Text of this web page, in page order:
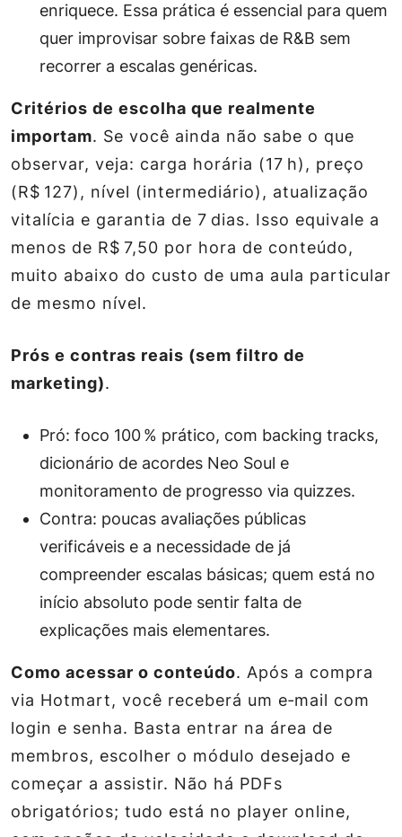
enriquece. Essa prática é essencial para quem
quer improvisar sobre faixas de R&B sem
recorrer a escalas genéricas.
Critérios de escolha que realmente
importam. Se você ainda não sabe o que
observar, veja: carga horária (17 h), preço
(R$ 127), nível (intermediário), atualização
vitalícia e garantia de 7 dias. Isso equivale a
menos de R$ 7,50 por hora de conteúdo,
muito abaixo do custo de uma aula particular
de mesmo nível.
Prós e contras reais (sem filtro de
marketing).
Pró: foco 100 % prático, com backing tracks,
dicionário de acordes Neo Soul e
monitoramento de progresso via quizzes.
Contra: poucas avaliações públicas
verificáveis e a necessidade de já
compreender escalas básicas; quem está no
início absoluto pode sentir falta de
explicações mais elementares.
Como acessar o conteúdo. Após a compra
via Hotmart, você receberá um e‑mail com
login e senha. Basta entrar na área de
membros, escolher o módulo desejado e
começar a assistir. Não há PDFs
obrigatórios; tudo está no player online,